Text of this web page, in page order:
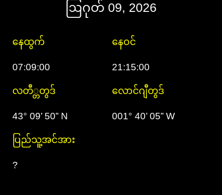
ဩဂုတ် 09, 2026
နေထွက် နေဝင်
07:09:00 21:15:00
လတီ္တတွဒ် လောင်ဂျီတွဒ်
43° 09’ 50” N 001° 40’ 05” W
ပြည်သူ့အင်အား
?